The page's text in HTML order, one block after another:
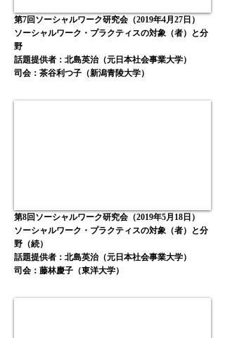
第7回ソーシャルワーク研究会（2019年4月27日）
ソーシャルワーク・プラクティスの対象（者）と分
野
話題提供者：北島英治（元日本社会事業大学）
司会：茶谷利つ子（新潟青陵大学）
第8回ソーシャルワーク研究会（2019年5月18日）
ソーシャルワーク・プラクティスの対象（者）と分
野（続）
話題提供者：北島英治（元日本社会事業大学）
司会：藤林慶子（東洋大学）